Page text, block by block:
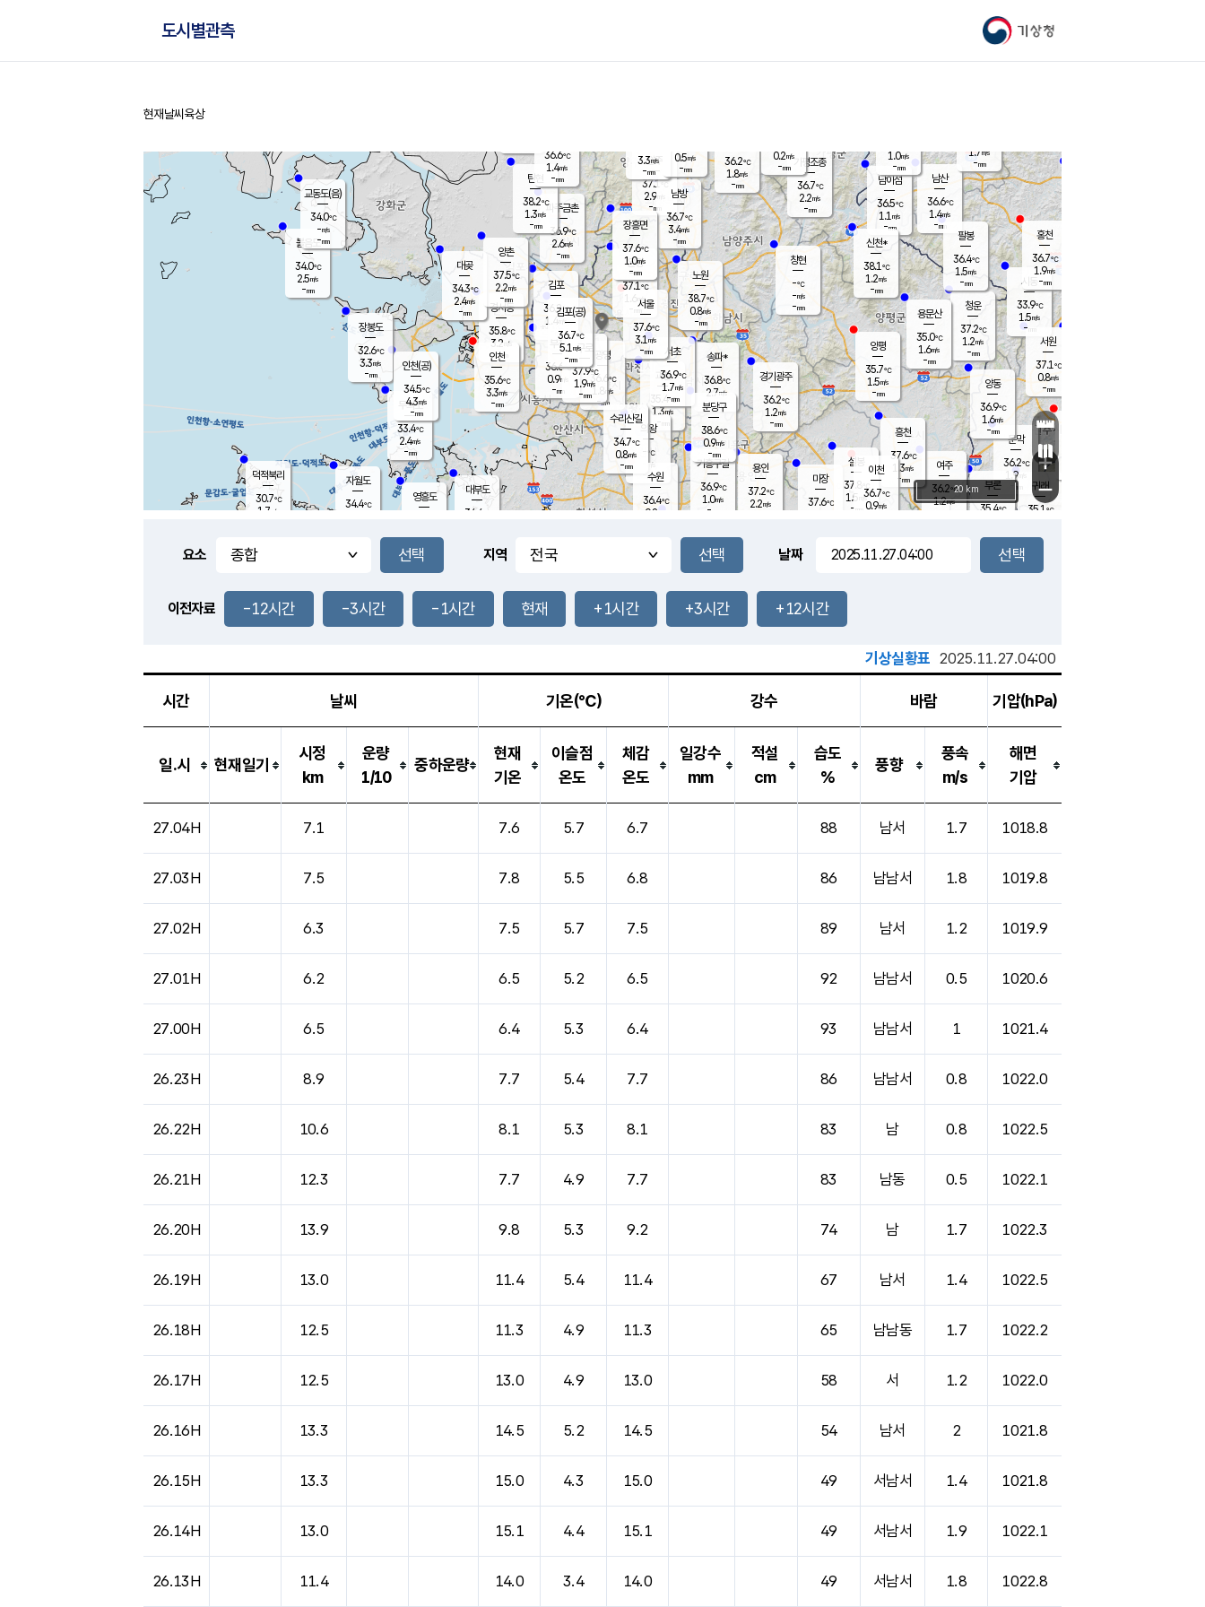
기상청
도시별관측
홈
현재날씨 육상
풍도
1.5m/s
문막
36.2℃
1.9m/s
mm
남이섬
36.5℃
1.1 m/s
-mm
무의도
33.4℃
2.4m/s
-mm
영흥도
볼음도
34.0℃
2.5m/s
-mm
자월도
34.4℃
양주
37.1℃
2.9
-mm
부론
35.4℃
과천
35.4℃
1.3m/s
- mm
남산
36.6℃
1.4m/s
-mm
장봉도
32.6℃
3.3m/s
-mm
-mm
청운
37.2℃
1.2m/s
-mm
팔봉
36.4℃
1.5m/s
-mm
-mm
용인
37.2℃
2.2m/s
여주
36.2℃
1.2m/s
양동
36.9℃
1.6m/s
-mm
경기광주
36.2℃
1.2m/s
-mm
장호원
1.0m/s
-mm
34.6
℃
대부도
34.4
-
경서동
35.8℃
3.2 m/s
-mm
파주금촌
36.9℃
2.6m/s
-mm
가평조종
36.7℃
2.2m/s
-mm
36.2℃
1.8m/s
-mm
대곶
34.3℃
2.4m/s
-mm
신천*
38.1℃
1.2m/s
-mm
창현
-℃
-m/s
-mm
탄현
38.2℃
1.3m/s
-mm
0.2m/s
-mm
38.4℃
1.1m/s
-mm
흥천
37.6℃
1.3m/s
-mm
마장
37.6℃
의왕
- ℃
m/s
mm
김포
36.2℃
1.4 m/s
mm
설봉
37.8
1.5 m/s
- mm
광명
36.6 ℃
1.8 m/s
-mm
부천
36.6℃
0.9m/s
-mm
-mm
양촌
37.5℃
2.2m/s
-mm
구로
37.9℃
1.9m/s
-mm
은평
37.1℃
1.6 m/s
- mm
노원
38.7℃
0.8m/s
-mm
송파*
36.8℃
2.7m/s
-mm
서초
36.9℃
1.7m/s
-mm
남방
36.7℃
3.4m/s
-mm
기흥구갈
36.9℃
1.0m/s
-
수리산길
34.7℃
0.8m/s
-mm
분당구
38.6℃
0.9m/s
-mm
장흥면
37.6℃
1.0m/s
-mm
3.3m/s
-mm
시동
33.9℃
1.5m/s
- mm
귀래
35.1 ℃
서원
37.1℃
0.8m/s
-mm
용문산
35.0℃
1.6m/s
-mm
덕적북리
30.7℃
1.7 m/s
인천(공)
34.5℃
4.3m/s
-mm
김포(공)
36.7℃
5.1 m/s
-mm
교동도(음)
34.0℃
-m/s
-mm
홍천
36.7℃
1.9m/s
-mm
이천
36.7℃
0.9m/s
양평
35.7℃
1.5m/s
-mm
수원
36.4℃
0.8 m/s
인천
35.6℃
3.3m/s
-mm
서울
37.6℃
3.1 m/s
-mm
1.7 m/s
-mm
36.6℃
1.4m/s
-mm
0.5m/s
-mm
+
−
20 km
요소 지역 날짜
이전자료 -12시간 -3시간 -1시간 현재 +1시간 +3시간 +12시간
기상실황표 2025.11.27.04:00
시간 날씨 기온(℃) 강수 바람 기압(hPa)
일.시 현재일기
시정
km
운량
1/10
중하운량
현재
기온
이슬점
온도
체감
온도
일강수
mm
적설
cm
습도
%
풍향
풍속
m/s
해면
기압
27.04H 7.1 7.6 5.7 6.7 88 남서 1.7 1018.8
27.03H 7.5 7.8 5.5 6.8 86 남남서 1.8 1019.8
27.02H 6.3 7.5 5.7 7.5 89 남서 1.2 1019.9
27.01H 6.2 6.5 5.2 6.5 92 남남서 0.5 1020.6
27.00H 6.5 6.4 5.3 6.4 93 남남서 1 1021.4
26.23H 8.9 7.7 5.4 7.7 86 남남서 0.8 1022.0
26.22H 10.6 8.1 5.3 8.1 83 남 0.8 1022.5
26.21H 12.3 7.7 4.9 7.7 83 남동 0.5 1022.1
26.20H 13.9 9.8 5.3 9.2 74 남 1.7 1022.3
26.19H 13.0 11.4 5.4 11.4 67 남서 1.4 1022.5
26.18H 12.5 11.3 4.9 11.3 65 남남동 1.7 1022.2
26.17H 12.5 13.0 4.9 13.0 58 서 1.2 1022.0
26.16H 13.3 14.5 5.2 14.5 54 남서 2 1021.8
26.15H 13.3 15.0 4.3 15.0 49 서남서 1.4 1021.8
26.14H 13.0 15.1 4.4 15.1 49 서남서 1.9 1022.1
26.13H 11.4 14.0 3.4 14.0 49 서남서 1.8 1022.8